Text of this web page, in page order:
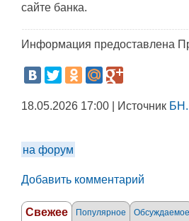
сайте банка.
Информация предоставлена
18.05.2026 17:00 | Источник
на форум
Добавить комментарий
Свежее Популярное Обсуждаемое